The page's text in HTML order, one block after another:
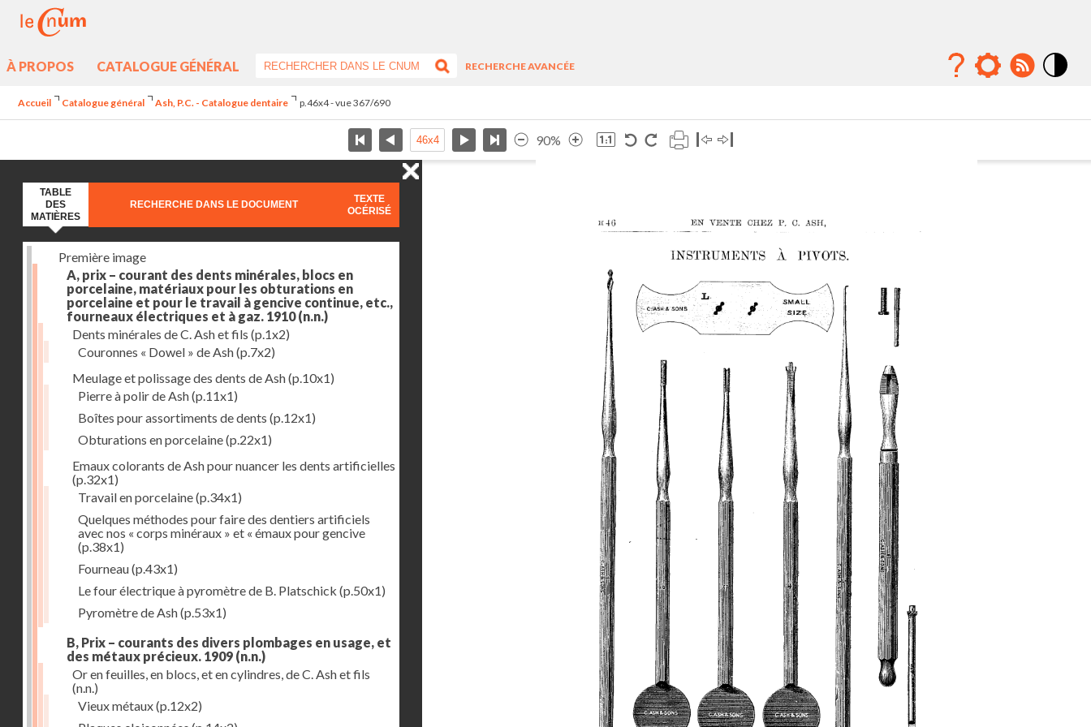
À PROPOS CATALOGUE GÉNÉRAL
RECHERCHE AVANCÉE
Accueil Catalogue général Ash, P.C. - Catalogue dentaire p.46x4 - vue 367/690
90%
TABLE
DES
MATIÈRES
RECHERCHE DANS LE DOCUMENT
TEXTE
OCÉRISÉ
Première image
A, prix – courant des dents minérales, blocs en
porcelaine, matériaux pour les obturations en
porcelaine et pour le travail à gencive continue, etc.,
fourneaux électriques et à gaz. 1910(n.n.)
Dents minérales de C. Ash et fils (p.1x2)
Couronnes « Dowel » de Ash(p.7x2)
Meulage et polissage des dents de Ash(p.10x1)
Pierre à polir de Ash(p.11x1)
Boîtes pour assortiments de dents (p.12x1)
Obturations en porcelaine(p.22x1)
Emaux colorants de Ash pour nuancer les dents artificielles
(p.32x1)
Travail en porcelaine(p.34x1)
Quelques méthodes pour faire des dentiers artificiels
avec nos « corps minéraux » et « émaux pour gencive
(p.38x1)
Fourneau(p.43x1)
Le four électrique à pyromètre de B. Platschick (p.50x1)
Pyromètre de Ash(p.53x1)
B, Prix – courants des divers plombages en usage, et
des métaux précieux. 1909 (n.n.)
Or en feuilles, en blocs, et en cylindres, de C. Ash et fils
(n.n.)
Vieux métaux(p.12x2)